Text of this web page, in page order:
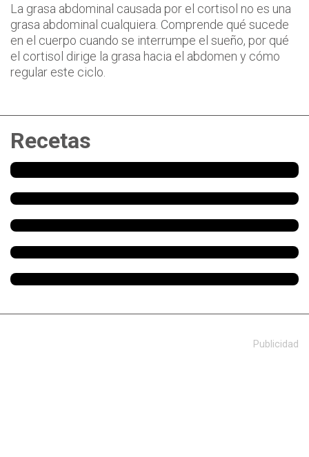
La grasa abdominal causada por el cortisol no es una
grasa abdominal cualquiera. Comprende qué sucede
en el cuerpo cuando se interrumpe el sueño, por qué
el cortisol dirige la grasa hacia el abdomen y cómo
regular este ciclo.
Recetas
Publicidad